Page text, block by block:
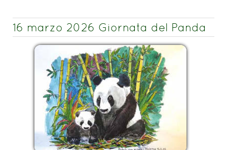
16 marzo 2026 Giornata del Panda